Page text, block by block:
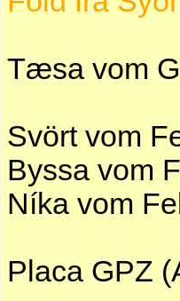
Tæsa vom
Svört vom
Byssa vom
Níka vom
Placa GPZ